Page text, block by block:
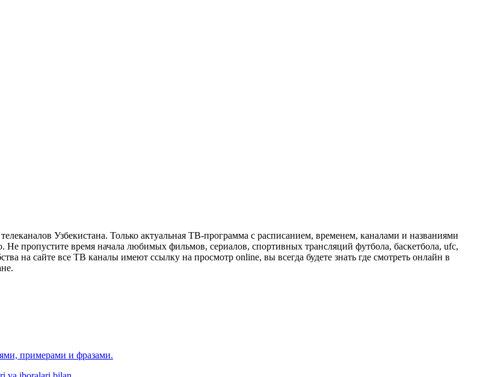
Узбекистана. Только актуальная ТВ-программа с расписанием, временем, каналами и названиями
пропустите время начала любимых фильмов, сериалов, спортивных трансляций футбола, баскетбола, ufc,
на сайте все ТВ каналы имеют ссылку на просмотр online, вы всегда будете знать где смотреть онлайн в
примерами и фразами.